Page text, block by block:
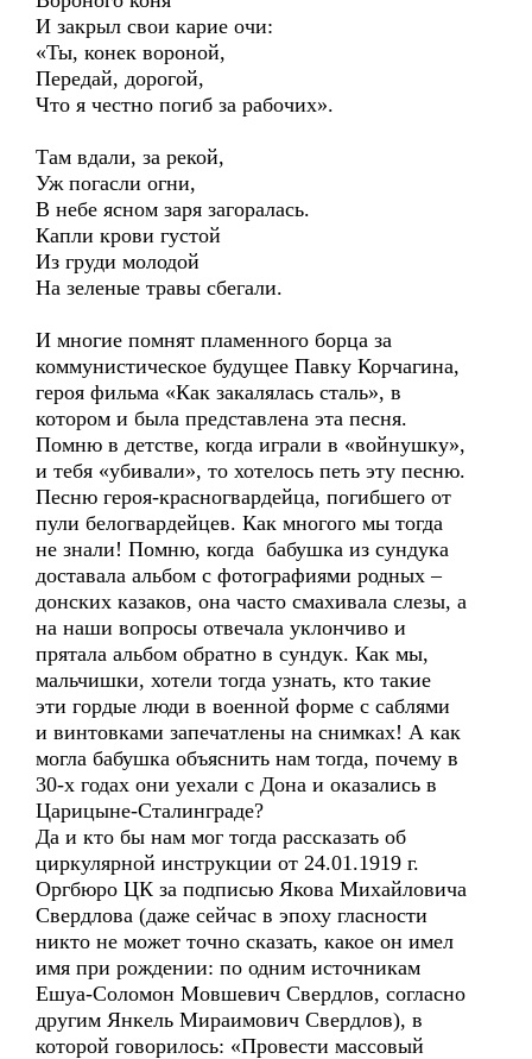
И закрыл свои карие очи:
«Ты, конек вороной,
Передай, дорогой,
Что я честно погиб за рабочих».
Там вдали, за рекой,
Уж погасли огни,
В небе ясном заря загоралась.
Капли крови густой
Из груди молодой
На зеленые травы сбегали.
И многие помнят пламенного борца за
коммунистическое будущее Павку Корчагина,
героя фильма «Как закалялась сталь», в
котором и была представлена эта песня.
Помню в детстве, когда играли в «войнушку»,
и тебя «убивали», то хотелось петь эту песню.
Песню героя-красногвардейца, погибшего от
пули белогвардейцев. Как многого мы тогда
не знали! Помню, когда бабушка из сундука
доставала альбом с фотографиями родных –
донских казаков, она часто смахивала слезы, а
на наши вопросы отвечала уклончиво и
прятала альбом обратно в сундук. Как мы,
мальчишки, хотели тогда узнать, кто такие
эти гордые люди в военной форме с саблями
и винтовками запечатлены на снимках! А как
могла бабушка объяснить нам тогда, почему в
30-х годах они уехали с Дона и оказались в
Царицыне-Сталинграде?
Да и кто бы нам мог тогда рассказать об
циркулярной инструкции от 24.01.1919 г.
Оргбюро ЦК за подписью Якова Михайловича
Свердлова (даже сейчас в эпоху гласности
никто не может точно сказать, какое он имел
имя при рождении: по одним источникам
Ешуа-Соломон Мовшевич Свердлов, согласно
другим Янкель Мираимович Свердлов), в
которой говорилось: «Провести массовый